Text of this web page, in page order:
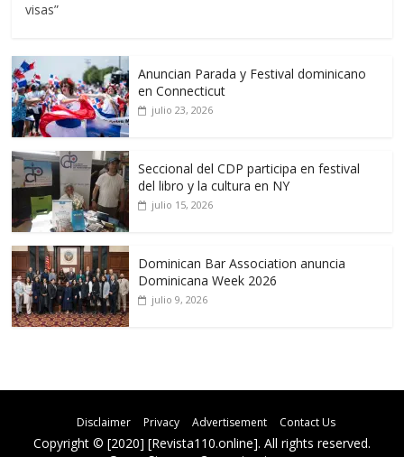
visas”
Anuncian Parada y Festival dominicano
en Connecticut
julio 23, 2026
Seccional del CDP participa en festival
del libro y la cultura en NY
julio 15, 2026
Dominican Bar Association anuncia
Dominicana Week 2026
julio 9, 2026
Disclaimer Privacy Advertisement Contact Us
Copyright © [2020] [Revista110.online]. All rights reserved.